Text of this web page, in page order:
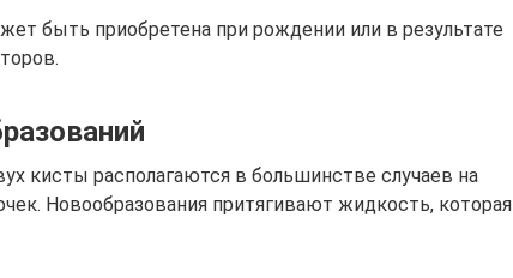
быть приобретена при рождении или в результате
кисты располагаются в большинстве случаев на
Новообразования притягивают жидкость, которая